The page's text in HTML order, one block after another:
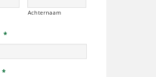
Achternaam
*
*